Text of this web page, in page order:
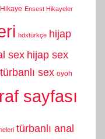
Ensest Hikayeler
hdxtürkçe hijap
sex hijap sex
sex oyoh
sayfası
türbanlı anal